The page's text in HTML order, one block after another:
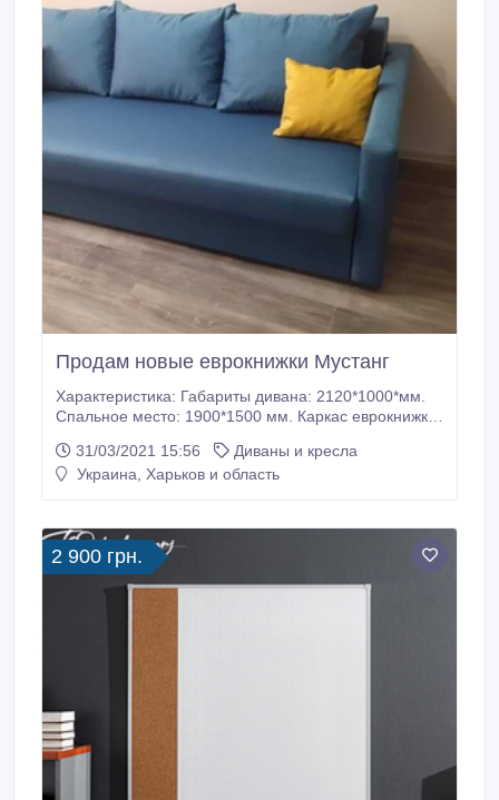
Продам новые еврокнижки Мустанг
Характеристика: Габариты дивана: 2120*1000*мм.
Спальное место: 1900*1500 мм. Каркас еврокнижки
Оснащен габаритным отсеком для белья. Наличие
перегородки между стенной. Двуспальное место
31/03/2021 15:56
Диваны и кресла
Украина, Харьков и область
2 900 грн.